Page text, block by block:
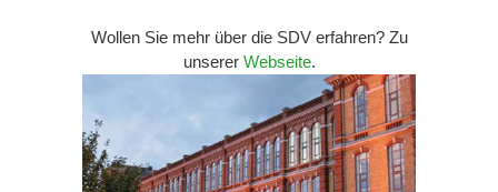
Wollen Sie mehr über die SDV erfahren? Zu
unserer Webseite.